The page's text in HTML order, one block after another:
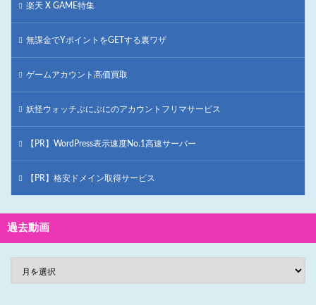
楽天 X GAME特集
無課金でYポイントをGETする裏ワザ
ゲームアカウント高価買取
妖怪ウォッチぷにぷにのアカウントフリマサービス
【PR】WordPress表示速度No.1高速サーバー
【PR】格安ドメイン取得サービス
過去動画